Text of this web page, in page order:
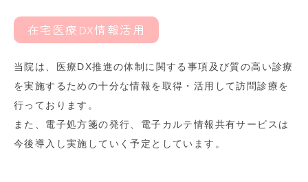
在宅医療DX情報活用
当院は、医療DX推進の体制に関する事項及び質の高い診療
を実施するための十分な情報を取得・活用して訪問診療を
行っております。
また、電子処方箋の発行、電子カルテ情報共有サービスは
今後導入し実施していく予定としています。